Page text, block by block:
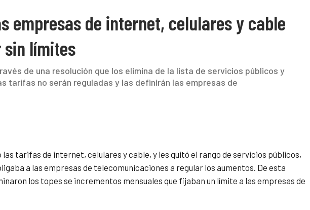
empresas de internet, celulares y cable
sin límites
de una resolución que los elimina de la lista de servicios públicos y
tarifas no serán reguladas y las definirán las empresas de
tarifas de internet, celulares y cable, y les quitó el rango de servicios públicos,
a las empresas de telecomunicaciones a regular los aumentos. De esta
los topes se incrementos mensuales que fijaban un límite a las empresas de